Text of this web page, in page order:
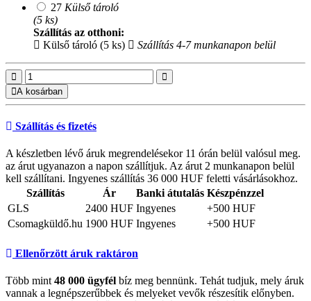
27 Külső tároló
(5 ks)
Szállítás az otthoni:
Külső tároló (5 ks)
Szállítás 4-7 munkanapon belül
A kosárban
Szállítás és fizetés
A készletben lévő áruk megrendelésekor 11 órán belül valósul meg.
az árut ugyanazon a napon szállítjuk. Az árut 2 munkanapon belül
kell szállítani. Ingyenes szállítás 36 000 HUF feletti vásárlásokhoz.
Szállítás
Ár Banki átutalás Készpénzzel
GLS
2400 HUF Ingyenes
+500 HUF
Csomagküldő.hu 1900 HUF Ingyenes +500 HUF
Ellenőrzött áruk raktáron
Több mint 48 000 ügyfél bíz meg bennünk. Tehát tudjuk, mely áruk
vannak a legnépszerűbbek és melyeket vevők részesítik előnyben.